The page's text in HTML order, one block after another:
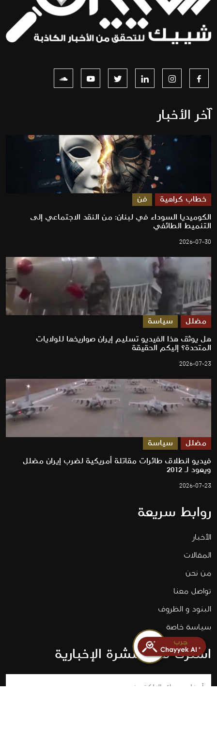
آخر الأخبار
خطاب كراهية فن
الكوميديا السوداء في لبنان: من النقد الاجتماعي إلى
التنميط الطائفي
2026-07-30
مضلل سياسة
هل يوثق هذا الفيديو تسليم إيران صواريخها للولايات
المتحدة؟ إليكم الحقيقة
2026-07-23
مضلل سياسة
فيديو انطلاق طائرات مقاتلة أمريكية لضرب إيران مضلل
ويعود لـ 2012
2026-07-23
روابط سريعة
الأخبار
المقالات
من نحن
تواصل معنا
البنود و الظروف
سياسة خاصة
اشترك في النشرة الإخبارية